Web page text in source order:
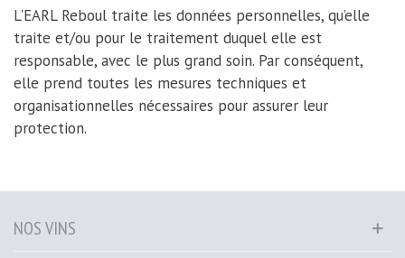
L'EARL Reboul traite les données personnelles, qu’elle
traite et/ou pour le traitement duquel elle est
responsable, avec le plus grand soin. Par conséquent,
elle prend toutes les mesures techniques et
organisationnelles nécessaires pour assurer leur
protection.
NOS VINS